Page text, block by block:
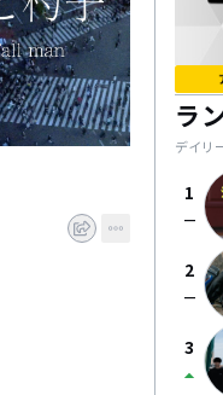
ラ
デイリ
1
check_indeterminate_small
2
check_indeterminate_small
3
arrow_drop_up